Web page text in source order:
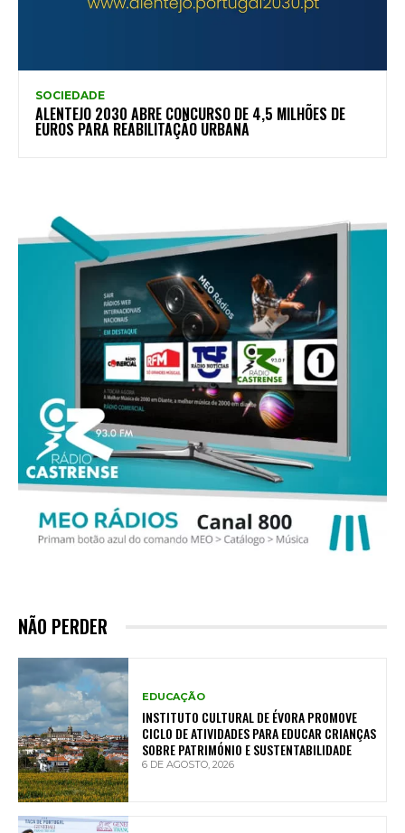
SOCIEDADE
ALENTEJO 2030 ABRE CONCURSO DE 4,5 MILHÕES DE
EUROS PARA REABILITAÇÃO URBANA
NÃO PERDER
EDUCAÇÃO
INSTITUTO CULTURAL DE ÉVORA PROMOVE
CICLO DE ATIVIDADES PARA EDUCAR CRIANÇAS
SOBRE PATRIMÓNIO E SUSTENTABILIDADE
6 DE AGOSTO, 2026